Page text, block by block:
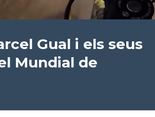
Gual i els seus
Mundial de